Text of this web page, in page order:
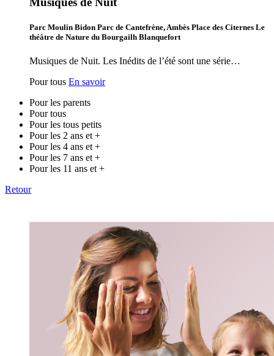
Parc Moulin Bidon Parc de Cantefrène, Ambès Place des Citernes Le
théâtre de Nature du Bourgailh Blanquefort
Musiques de Nuit. Les Inédits de l’été sont une série…
Pour tous En savoir
Pour les parents
Pour tous
Pour les tous petits
Pour les 2 ans et +
Pour les 4 ans et +
Pour les 7 ans et +
Pour les 11 ans et +
Retour